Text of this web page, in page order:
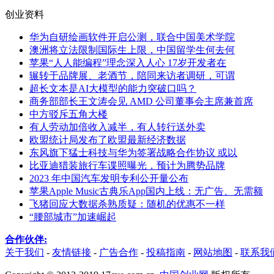
创业资料
华为自研绘画软件开启公测，联合中国美术学院
澳洲将立法限制国际生上限，中国留学生何去何
苹果“人人能编程”理念深入人心 17岁开发者在
辗转于品牌展、老酒节，陪同来访者调研，可谓
超长文本是AI大模型的能力突破口吗？
商务部部长王文涛会见 AMD 公司董事会主席兼首席
中方驳斥五角大楼
有人劳动加倍收入减半，有人转行送外卖
欧盟统计局发布了欧盟最新经济数据
东风旗下猛士科技与华为签署战略合作协议 或以
比亚迪猎装旅行车谍照曝光，预计为腾势品牌
2023 年中国汽车发明专利公开量公布
苹果Apple Music古典乐App国内上线：无广告、无需额
飞猪回应大数据杀熟质疑：随机的优惠不一样
“腰部城市”加速崛起
合作伙伴:
关于我们 - 友情链接 - 广告合作 - 投稿指南 - 网站地图 - 联系我